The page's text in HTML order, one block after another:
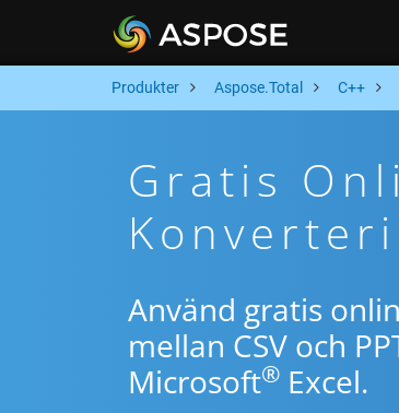
Produkter Aspose.Total C++
Gratis
Använd gratis
mellan CSV och
Microsoft® Excel.